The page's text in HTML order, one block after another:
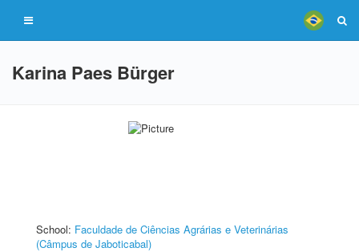
Karina Paes Bürger
School: Faculdade de Ciências Agrárias e Veterinárias
(Câmpus de Jaboticabal)